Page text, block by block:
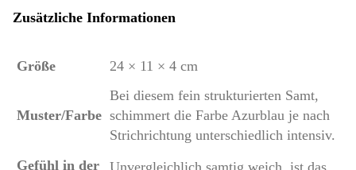
Zusätzliche Informationen
Größe 24 × 11 × 4 cm
Muster/Farbe
Bei diesem fein strukturierten Samt,
schimmert die Farbe Azurblau je nach
Strichrichtung unterschiedlich intensiv.
Gefühl in der
Unvergleichlich samtig weich, ist das